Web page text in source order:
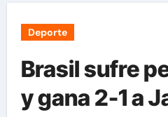
Deporte
Brasil sufre
y gana 2-1 a